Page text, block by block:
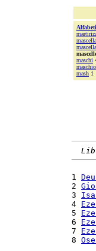
mascella
maschi
maschio
mash 1
1
2
3
4
5
6
7
8